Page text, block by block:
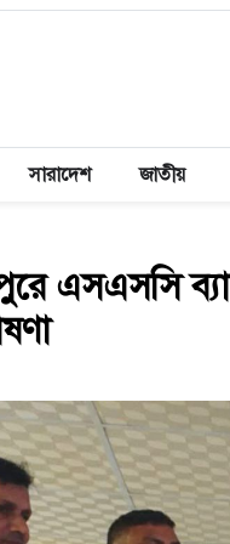
সারাদেশ জাতীয়
এসএসসি